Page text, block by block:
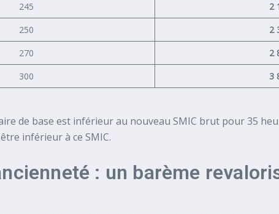
245
2
250
2
270
2
300
3
de base est inférieur au nouveau SMIC brut pour 35
inférieur à ce SMIC.
: un barème